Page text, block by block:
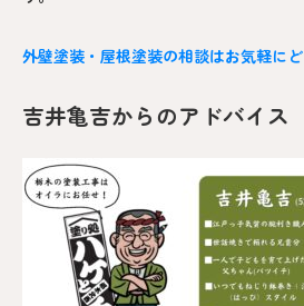
外壁塗装・屋根塗装の相談はお気軽に
吉井亀吉からのアドバイス